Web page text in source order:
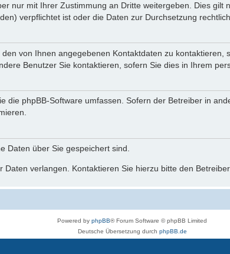
nur mit Ihrer Zustimmung an Dritte weitergeben. Dies
verpflichtet ist oder die Daten zur Durchsetzung
von Ihnen angegebenen Kontaktdaten zu
Benutzer Sie kontaktieren, sofern Sie dies in Ihrem
die phpBB-Software umfassen. Sofern der Betreiber in
Daten über Sie gespeichert sind.
verlangen. Kontaktieren Sie hierzu bitte den
Powered by phpBB® Forum Software © phpBB Limited
Deutsche Übersetzung durch phpBB.de